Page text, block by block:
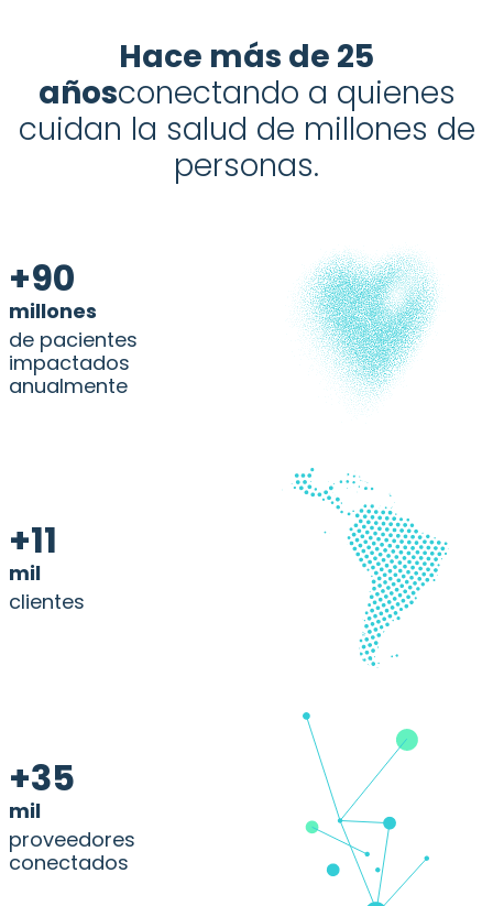
Hace más de 25
añosconectando a quienes
cuidan la salud de millones de
personas.
+90
millones
de pacientes
impactados
anualmente
+11
mil
clientes
+35
mil
proveedores
conectados